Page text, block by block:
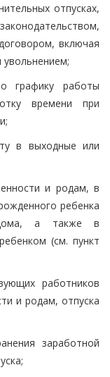
отпусках,
включая
графику работы
времени при
в выходные или
и родам, в
ребенка
дома, а также в
(см. пункт
работников
и родам, отпуска
заработной